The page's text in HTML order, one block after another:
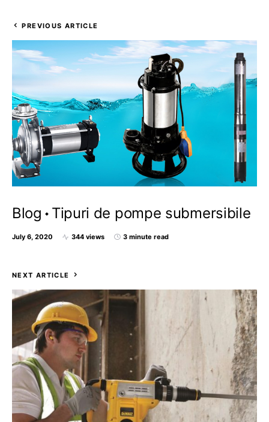
PREVIOUS ARTICLE
Blog Tipuri de pompe submersibile
July 6, 2020 344 views 3 minute read
NEXT ARTICLE